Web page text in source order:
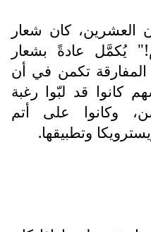
العشرين، كان شعار
يُكمَّل عادةً بشعار
تكمن في أن
كانوا قد لبّوا رغبة
وكانوا على أتم
وتطبيقها.